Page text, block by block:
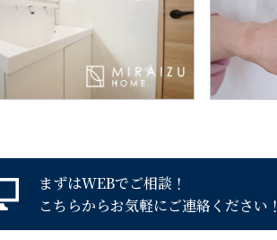
まずはWEBでご相談！
こちらからお気軽にご連絡ください！